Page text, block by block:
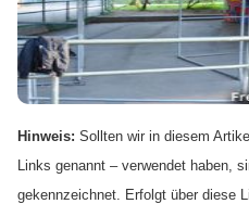
Hinweis: Sollten wir in diesem
Links genannt – verwendet haben,
gekennzeichnet. Erfolgt über diese